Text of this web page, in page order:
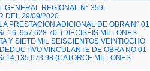
GENERAL REGIONAL N° 359-
DEL 29/09/2020
PRESTACION ADICIONAL DE OBRA N° 01
. 16, 957,628.70 (DIECISÉIS MILLONES
Y SIETE MIL SEISCIENTOS VEINTIOCHO
VINCULANTE DE OBRA NO 01
14,135,673.98 (CATORCE MILLONES